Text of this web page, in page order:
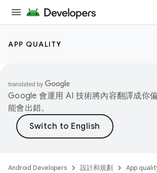
APP QUALITY
Google 會運用 AI 技術將內容翻譯成你
能會出錯。
Android Developers 設計和規劃 App